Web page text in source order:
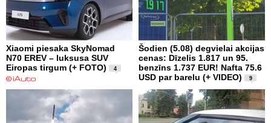
Xiaomi piesaka SkyNomad
N70 EREV – luksusa SUV
Eiropas tirgum (+ FOTO)
4
Šodien (5.08) degvielai akcijas
cenas: Dīzelis 1.817 un 95.
benzīns 1.737 EUR! Nafta 75.6
USD par barelu (+ VIDEO)
9